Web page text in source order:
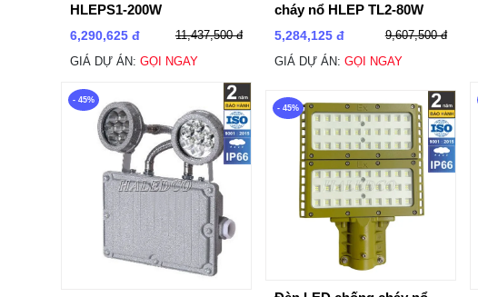
HLEPS1-200W
6,290,625 đ
11,437,500 đ
GIÁ DỰ ÁN: GỌI NGAY
cháy nổ HLEP TL2-80W
5,284,125 đ
9,607,500 đ
GIÁ DỰ ÁN: GỌI NGAY
- 45%
- 45%